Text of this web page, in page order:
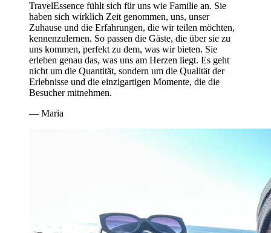
TravelEssence fühlt sich für uns wie Familie an. Sie
haben sich wirklich Zeit genommen, uns, unser
Zuhause und die Erfahrungen, die wir teilen möchten,
kennenzulernen. So passen die Gäste, die über sie zu
uns kommen, perfekt zu dem, was wir bieten. Sie
erleben genau das, was uns am Herzen liegt. Es geht
nicht um die Quantität, sondern um die Qualität der
Erlebnisse und die einzigartigen Momente, die die
Besucher mitnehmen.
— Maria